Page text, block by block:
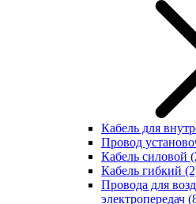
Кабель для
Провод
Кабель силовой
Кабель гибкий
Провода для
электропередач